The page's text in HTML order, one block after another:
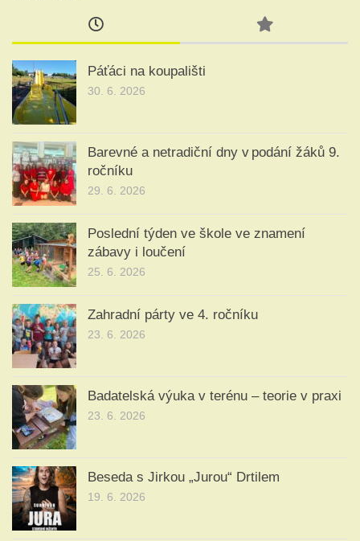
Páťáci na koupališti
30. 6. 2026
Barevné a netradiční dny v podání žáků 9.
ročníku
29. 6. 2026
Poslední týden ve škole ve znamení
zábavy i loučení
25. 6. 2026
Zahradní párty ve 4. ročníku
23. 6. 2026
Badatelská výuka v terénu – teorie v praxi
23. 6. 2026
Beseda s Jirkou „Jurou“ Drtilem
19. 6. 2026